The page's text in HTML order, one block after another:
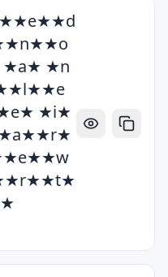
★n
★i★